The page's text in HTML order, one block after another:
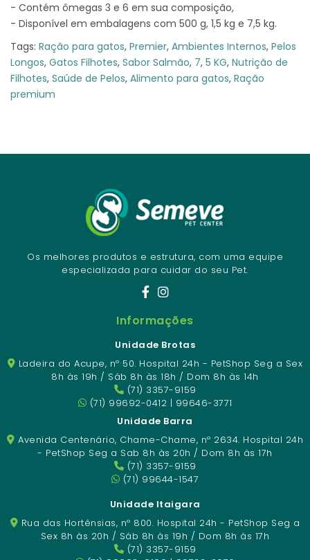
- Contém ômegas 3 e 6 em sua composição,
- Disponível em embalagens com 500 g, 1,5 kg e 7,5 kg.
Tags: Ração para gatos, Premier, Ambientes Internos, Pelos
Longos, Gatos Filhotes, Sabor Salmão, 7, 5 KG, Nutrição de
Filhotes, Saúde de Pelos, Alimento para gatos, Ração
premium
Os melhores produtos e estrutura, com uma equipe
especializada para cuidar do seu Pet.
Informações
Unidade Brotas
Ladeira do Acupe, nº 50. Hospital 24h - PetShop Seg a Sex
8h às 19h / Sáb 8h às 18h / Dom 8h às 14h
(71) 3357-9159
(71) 99692-0412 | 99646-3771
Unidade Barra
Avenida Centenário, Chame-Chame, nº 2634. Hospital 24h
- PetShop Seg a Sab 8h às 20h / Dom 8h às 17h
(71) 3357-9159
(71) 99644-1547
Unidade Itaigara
Rua das Hortênsias, nº 800. Hospital 24h - PetShop Seg a
Sex 8h às 20h / Sáb 8h às 19h / Dom 8h às 17h
(71) 3357-9159